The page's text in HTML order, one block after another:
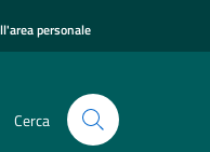
personale
Cerca